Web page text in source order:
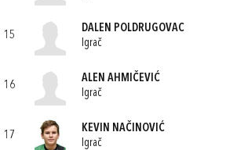
15
DALEN POLDRUGOVAC
Igrač
16
ALEN AHMIČEVIĆ
Igrač
17
KEVIN NAČINOVIĆ
Igrač